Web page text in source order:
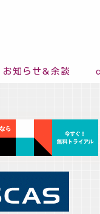
お知らせ＆余談